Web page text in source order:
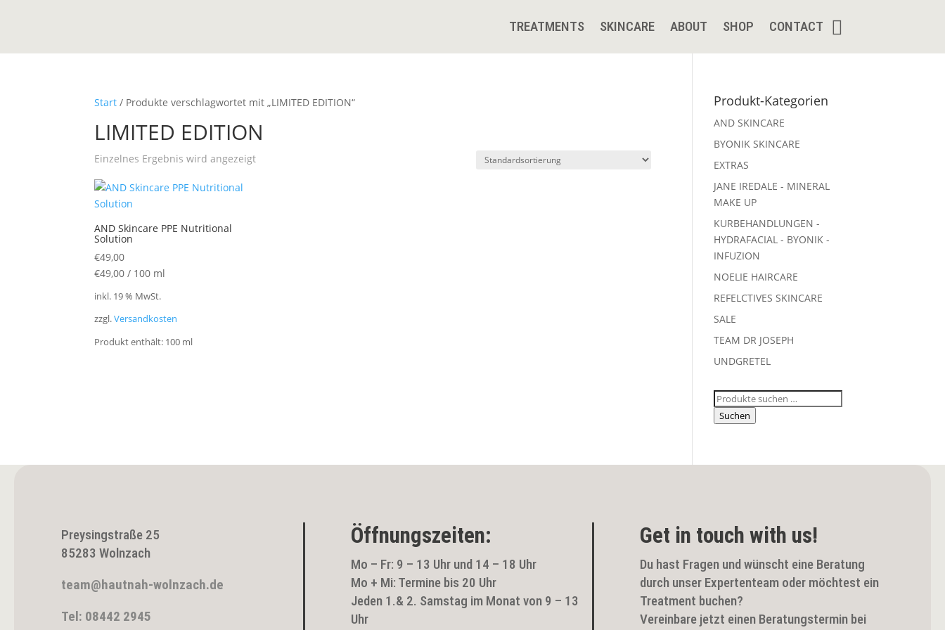
TREATMENTS SKINCARE ABOUT SHOP CONTACT
Start / Produkte verschlagwortet mit „LIMITED EDITION“
LIMITED EDITION
Einzelnes Ergebnis wird angezeigt
AND Skincare PPE Nutritional
Solution
€49,00
€49,00 / 100 ml
inkl. 19 % MwSt.
zzgl.Versandkosten
Produkt enthält: 100 ml
Produkt-Kategorien
AND SKINCARE
BYONIK SKINCARE
EXTRAS
JANE IREDALE - MINERAL
MAKE UP
KURBEHANDLUNGEN -
HYDRAFACIAL - BYONIK -
INFUZION
NOELIE HAIRCARE
REFELCTIVES SKINCARE
SALE
TEAM DR JOSEPH
UNDGRETEL
Suchen
nach:
Suchen
Preysingstraße 25
85283 Wolnzach
team@hautnah-wolnzach.de
Tel: 08442 2945
Öffnungszeiten:
Mo – Fr: 9 – 13 Uhr und 14 – 18 Uhr
Mo + Mi: Termine bis 20 Uhr
Jeden 1.& 2. Samstag im Monat von 9 – 13
Uhr
Get in touch with us!
Du hast Fragen und wünscht eine Beratung
durch unser Expertenteam oder möchtest ein
Treatment buchen?
Vereinbare jetzt einen Beratungstermin bei